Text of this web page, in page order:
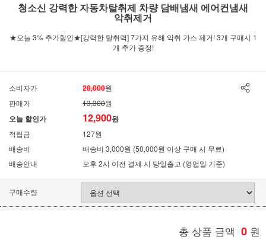
청소신 강력한 자동차탈취제 차량 담배냄새 에어컨냄새
악취제거
★오늘 3% 추가할인★[강력한 탈취력] 7가지 유해 악취 가스 제거! 3개 구매시 1
개 추가 증정!
소비자가 28,000원
판매가
13,300원
오늘 할인가 12,900원
적립금
127원
배송비
배송비 3,000원 (50,000원 이상 구매 시 무료)
배송안내
오후 2시 이전 결제 시 당일출고 (영업일 기준)
구매수량
총 상품 금액 0 원